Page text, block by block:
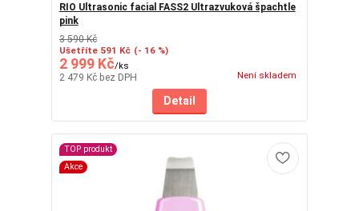
RIO Ultrasonic facial FASS2 Ultrazvuková špachtle
pink
3 590 Kč
Ušetříte 591 Kč (- 16 %)
2 999 Kč/ks
2 479 Kč bez DPH Není skladem
Detail
TOP produkt
Akce